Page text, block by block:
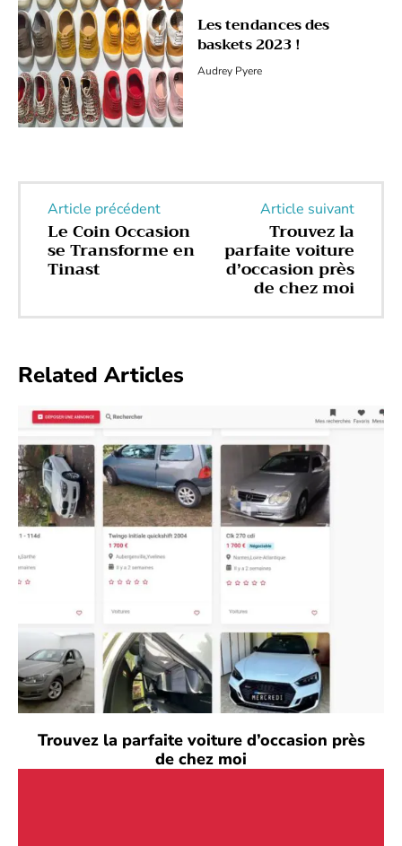
Les tendances des
baskets 2023 !
Audrey Pyere
Article précédent
Le Coin Occasion
se Transforme en
Tinast
Article suivant
Trouvez la
parfaite voiture
d’occasion près
de chez moi
Related Articles
Trouvez la parfaite voiture d’occasion près
de chez moi